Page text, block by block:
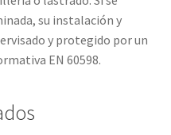
su instalación y
y protegido por un
EN 60598.